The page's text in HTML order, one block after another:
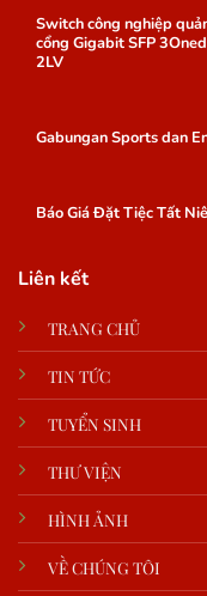
Switch công nghiệp
cổng Gigabit SFP
2LV
Gabungan Sports dan
Báo Giá Đặt Tiệc Tất
Liên kết
TRANG CHỦ
TIN TỨC
TUYỂN SINH
THƯ VIỆN
HÌNH ẢNH
VỀ CHÚNG TÔI